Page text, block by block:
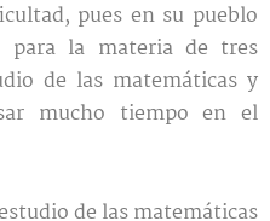
pues en su pueblo
para la materia de tres
de las matemáticas y
mucho tiempo en el
de las matemáticas